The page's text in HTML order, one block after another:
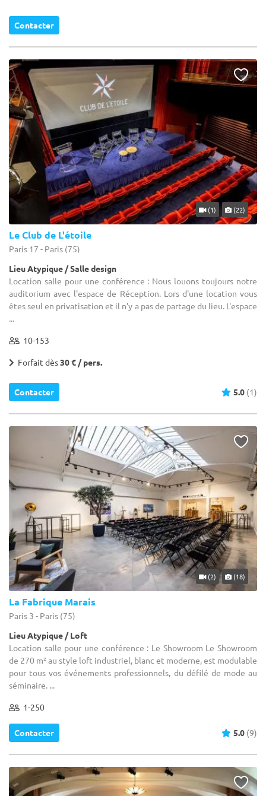
Contacter
(1) (22)
Le Club de L'étoile
Paris 17 - Paris (75)
Lieu Atypique / Salle design
Location salle pour une conférence : Nous louons toujours notre
auditorium avec l'espace de Réception. Lors d'une location vous
êtes seul en privatisation et il n'y a pas de partage du lieu. L'espace
...
10-153
Forfait dès30 € / pers.
Contacter 5.0 (1)
(2) (18)
La Fabrique Marais
Paris 3 - Paris (75)
Lieu Atypique / Loft
Location salle pour une conférence : Le Showroom Le Showroom
de 270 m² au style loft industriel, blanc et moderne, est modulable
pour tous vos événements professionnels, du défilé de mode au
séminaire. ...
1-250
Contacter 5.0 (9)